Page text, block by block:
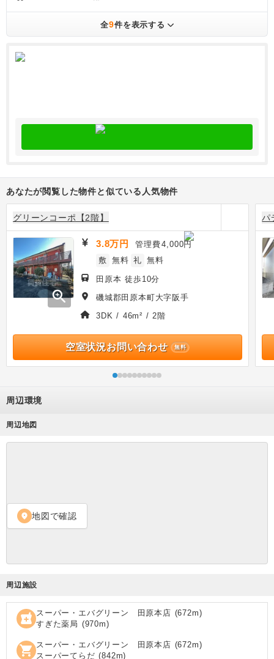
全9件を表示する
あなたが閲覧した物件と似ている人気物件
グリーンコーポ【2階】
zoom_in
3.8万円 管理費4,000円
敷 無料 礼 無料
田原本 徒歩10分
磯城郡田原本町大字阪手
3DK / 46m² / 2階
空室状況お問い合わせ 無料
パ
周辺環境
周辺地図
location_on 地図で確認
周辺施設
local_pharmacy スーパー・エバグリーン 田原本店 (672m)
すぎた薬局 (970m)
shopping_cart スーパー・エバグリーン 田原本店 (672m)
スーパーてらだ (842m)